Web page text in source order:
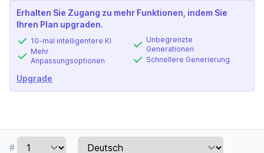
Erhalten Sie Zugang zu mehr Funktionen, indem Sie
Ihren Plan upgraden.
10-mal intelligentere KI
Mehr
Anpassungsoptionen
Unbegrenzte
Generationen
Schnellere Generierung
Upgrade
#